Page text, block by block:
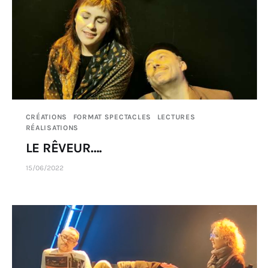
CRÉATIONS FORMAT SPECTACLES
LECTURES
RÉALISATIONS
LE RÊVEUR….
15/06/2022